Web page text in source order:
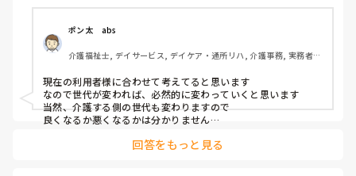
ポン太　abs
介護福祉士, デイサービス, デイケア・通所リハ, 介護事務, 実務者研
現在の利用者様に合わせて考えてると思います
なので世代が変われば、必然的に変わっていくと思います
当然、介護する側の世代も変わりますので
良くなるか悪くなるかは分かりません
回答をもっと見る